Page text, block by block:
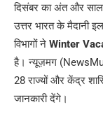
दिसंबर का अंत और
उत्तर भारत के मैदानी
विभागों ने Winter
है। न्यूज़मग
28 राज्यों और केंद्र
जानकारी देंगे।